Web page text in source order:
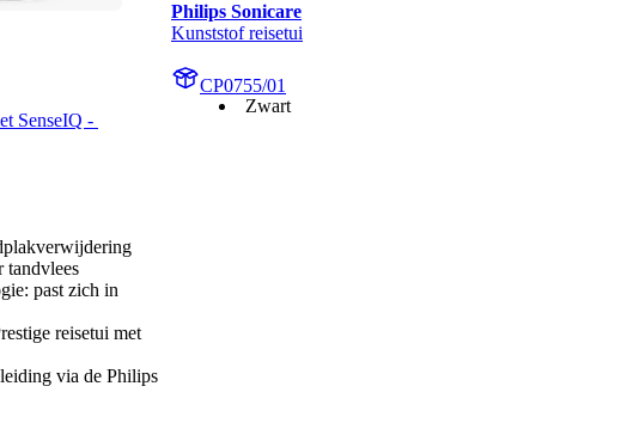
SenseIQ -
tandvlees
past zich in
reisetui met
via de Philips
Philips Sonicare
Kunststof reisetui
CP0755/01
Zwart